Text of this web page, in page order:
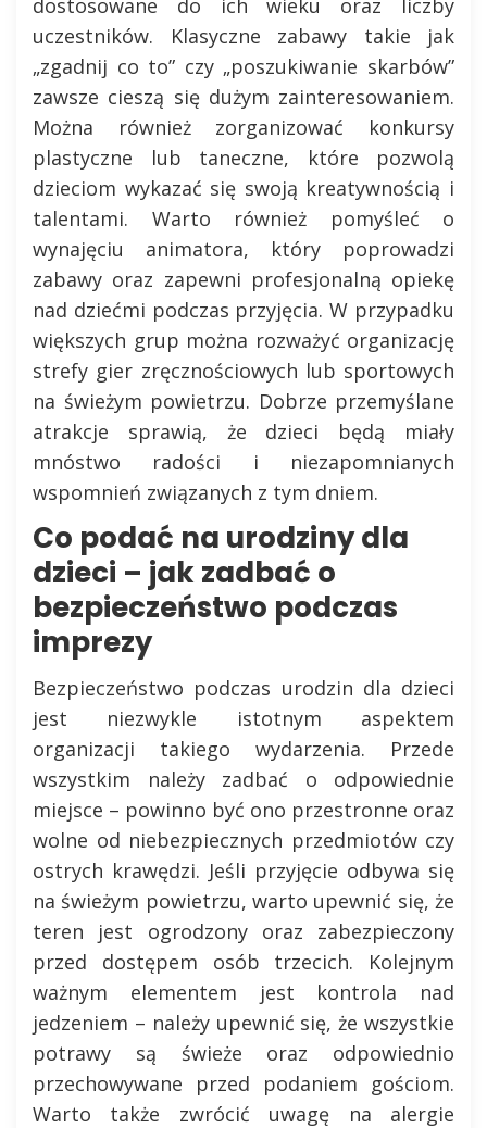
dostosowane do ich wieku oraz liczby
uczestników. Klasyczne zabawy takie jak
„zgadnij co to” czy „poszukiwanie skarbów”
zawsze cieszą się dużym zainteresowaniem.
Można również zorganizować konkursy
plastyczne lub taneczne, które pozwolą
dzieciom wykazać się swoją kreatywnością i
talentami. Warto również pomyśleć o
wynajęciu animatora, który poprowadzi
zabawy oraz zapewni profesjonalną opiekę
nad dziećmi podczas przyjęcia. W przypadku
większych grup można rozważyć organizację
strefy gier zręcznościowych lub sportowych
na świeżym powietrzu. Dobrze przemyślane
atrakcje sprawią, że dzieci będą miały
mnóstwo radości i niezapomnianych
wspomnień związanych z tym dniem.
Co podać na urodziny dla
dzieci – jak zadbać o
bezpieczeństwo podczas
imprezy
Bezpieczeństwo podczas urodzin dla dzieci
jest niezwykle istotnym aspektem
organizacji takiego wydarzenia. Przede
wszystkim należy zadbać o odpowiednie
miejsce – powinno być ono przestronne oraz
wolne od niebezpiecznych przedmiotów czy
ostrych krawędzi. Jeśli przyjęcie odbywa się
na świeżym powietrzu, warto upewnić się, że
teren jest ogrodzony oraz zabezpieczony
przed dostępem osób trzecich. Kolejnym
ważnym elementem jest kontrola nad
jedzeniem – należy upewnić się, że wszystkie
potrawy są świeże oraz odpowiednio
przechowywane przed podaniem gościom.
Warto także zwrócić uwagę na alergie